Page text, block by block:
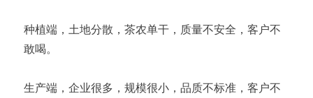
种植端，土地分散，茶农单干，质量不安全，客户不
敢喝。
生产端，企业很多，规模很小，品质不标准，客户不